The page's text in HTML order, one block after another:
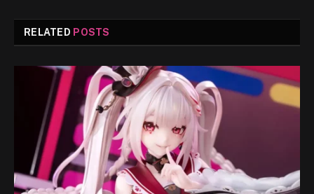
RELATED POSTS